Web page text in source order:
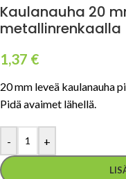
Kaulanauha 20
metallinrenkaalla
1,37 €
20 mm leveä kaulanauha
Pidä avaimet lähellä.
- +